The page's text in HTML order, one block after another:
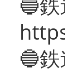
🔵